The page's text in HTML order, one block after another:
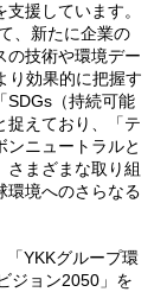
援しています。
、新たに企業の
の技術や環境デー
り効果的に把握す
SDGs（持続可能
捉えており、「テ
ンニュートラルと
さまざまな取り組
環境へのさらなる
「YKKグループ環
ジョン2050」を